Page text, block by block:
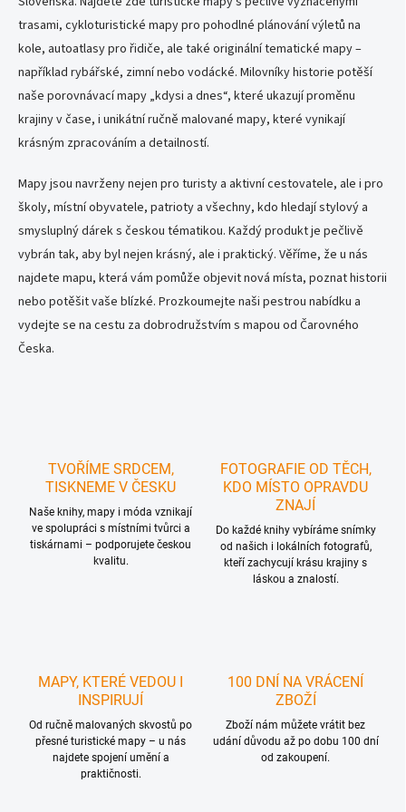
r
v
k
y
v
ý
p
i
u
á
n
í
trasami, cykloturistické mapy pro pohodlné plánování výletů na
kole, autoatlasy pro řidiče, ale také originální tematické mapy –
například rybářské, zimní nebo vodácké. Milovníky historie potěší
naše porovnávací mapy „kdysi a dnes“, které ukazují proměnu
krajiny v čase, i unikátní ručně malované mapy, které vynikají
krásným zpracováním a detailností.
Mapy jsou navrženy nejen pro turisty a aktivní cestovatele, ale i pro
školy, místní obyvatele, patrioty a všechny, kdo hledají stylový a
smysluplný dárek s českou tématikou. Každý produkt je pečlivě
vybrán tak, aby byl nejen krásný, ale i praktický. Věříme, že u nás
najdete mapu, která vám pomůže objevit nová místa, poznat historii
nebo potěšit vaše blízké. Prozkoumejte naši pestrou nabídku a
vydejte se na cestu za dobrodružstvím s mapou od Čarovného
Česka.
TVOŘÍME SRDCEM,
TISKNEME V ČESKU
Naše knihy, mapy i móda vznikají
ve spolupráci s místními tvůrci a
tiskárnami – podporujete českou
kvalitu.
FOTOGRAFIE OD TĚCH,
KDO MÍSTO OPRAVDU
ZNAJÍ
Do každé knihy vybíráme snímky
od našich i lokálních fotografů,
kteří zachycují krásu krajiny s
láskou a znalostí.
MAPY, KTERÉ VEDOU I
INSPIRUJÍ
Od ručně malovaných skvostů po
přesné turistické mapy – u nás
najdete spojení umění a
praktičnosti.
100 DNÍ NA VRÁCENÍ
ZBOŽÍ
Zboží nám můžete vrátit bez
udání důvodu až po dobu 100 dní
od zakoupení.